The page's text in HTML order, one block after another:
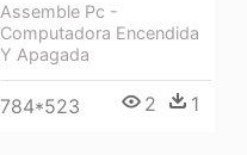
Assemble Pc -
Computadora Encendida
Y Apagada
784*523 2 1